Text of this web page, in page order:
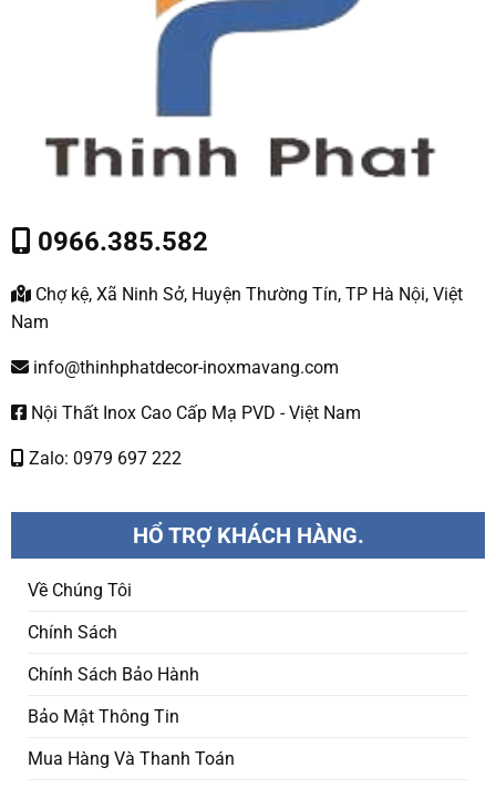
0966.385.582
Chợ kệ, Xã Ninh Sở, Huyện Thường Tín, TP Hà Nội, Việt
Nam
info@thinhphatdecor-inoxmavang.com
Nội Thất Inox Cao Cấp Mạ PVD - Việt Nam
Zalo: 0979 697 222
HỔ TRỢ KHÁCH HÀNG.
Về Chúng Tôi
Chính Sách
Chính Sách Bảo Hành
Bảo Mật Thông Tin
Mua Hàng Và Thanh Toán